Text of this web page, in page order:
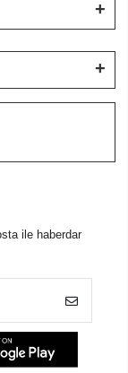
ile haberdar